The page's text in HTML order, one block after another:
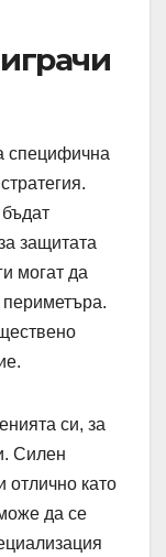
специфична
защитата
могат да
периметъра.
си, за
Силен
отлично като
да се